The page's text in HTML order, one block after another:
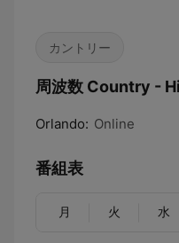
カントリー
周波数 Country -
Orlando: Online
番組表
月 火 水